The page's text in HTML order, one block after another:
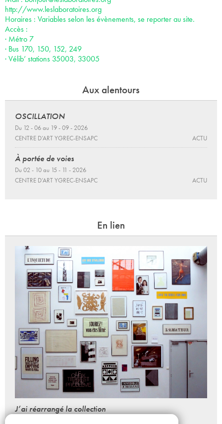
http://www.leslaboratoires.org
Horaires : Variables selon les évènements, se reporter au site.
Accès :
· Métro 7
· Bus 170, 150, 152, 249
· Vélib’ stations 35003, 33005
Aux alentours
OSCILLATION
Du 12 - 06 au 19 - 09 - 2026
CENTRE D’ART YGREC-ENSAPC
ACTU
À portée de voies
Du 02 - 10 au 15 - 11 - 2026
CENTRE D’ART YGREC-ENSAPC
ACTU
En lien
J’ai réarrangé la collection